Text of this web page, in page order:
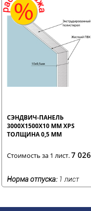
СЭНДВИЧ-ПАНЕЛЬ
3000Х1500Х10 ММ XPS
ТОЛЩИНА 0,5 ММ
Стоимость за 1 лист.7 026
Норма отпуска: 1 лист